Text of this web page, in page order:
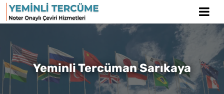
Yeminli Tercüman Sarıkaya